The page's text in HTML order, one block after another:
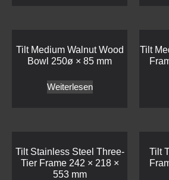
Tilt Medium Walnut Wood
Bowl 250ø × 85 mm
Weiterlesen
Tilt
Tilt Stainless Steel Three-
Tier Frame 242 × 218 ×
553 mm
Tilt